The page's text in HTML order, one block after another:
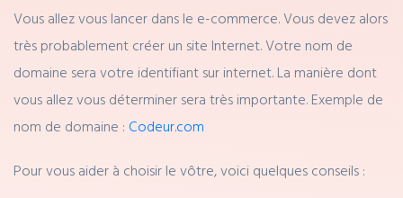
Vous allez vous lancer dans le e-commerce. Vous devez alors
très probablement créer un site Internet. Votre nom de
domaine sera votre identifiant sur internet. La manière dont
vous allez vous déterminer sera très importante. Exemple de
nom de domaine : Codeur.com
Pour vous aider à choisir le vôtre, voici quelques conseils :